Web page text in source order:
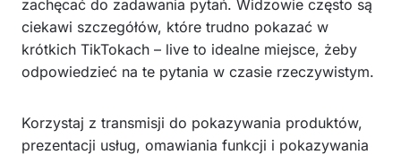
zachęcać do zadawania pytań. Widzowie często są
ciekawi szczegółów, które trudno pokazać w
krótkich TikTokach – live to idealne miejsce, żeby
odpowiedzieć na te pytania w czasie rzeczywistym.
Korzystaj z transmisji do pokazywania produktów,
prezentacji usług, omawiania funkcji i pokazywania